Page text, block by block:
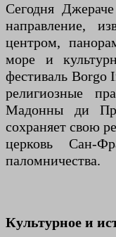
Сегодня
направление,
центром,
море и
фестиваль Borgo
религиозные
Мадонны ди
сохраняет свою
церковь Сан-
паломничества.
Культурное и